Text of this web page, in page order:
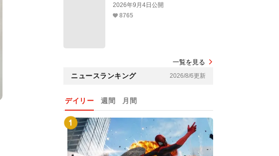
2026年9月4日公開
8765
一覧を見る
ニュースランキング 2026/8/6更新
デイリー 週間 月間